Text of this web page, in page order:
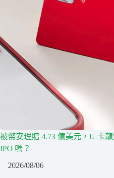
被幣安理賠 4.73 億美元，U 卡龍
IPO 嗎？
2026/08/06